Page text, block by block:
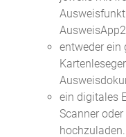
entweder ein
ein digitales
Scanner
hochzuladen.